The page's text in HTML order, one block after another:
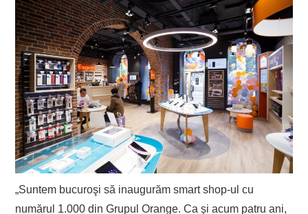
„Suntem bucuroşi să inaugurăm smart shop-ul cu
numărul 1.000 din Grupul Orange. Ca şi acum patru ani,